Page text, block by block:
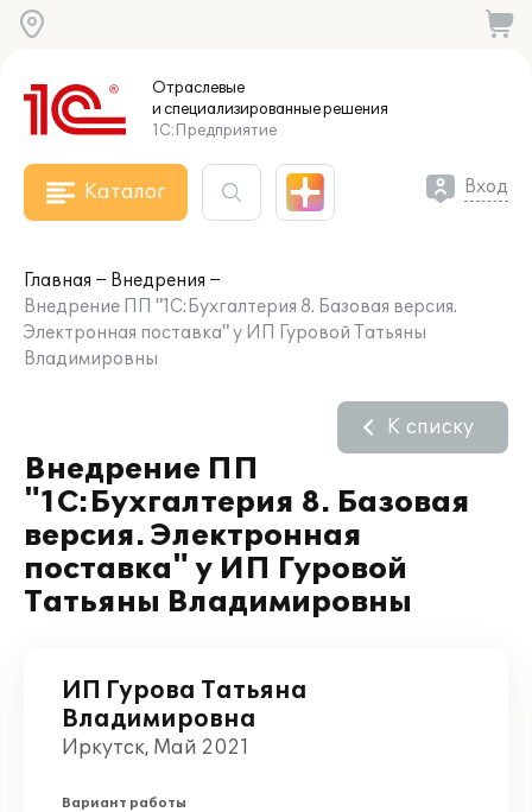
Отраслевые
и специализированныерешения
1С:Предприятие
Каталог Вход
Главная
Внедрения
Внедрение ПП "1С:Бухгалтерия 8. Базовая версия.
Электронная поставка" у ИП Гуровой Татьяны
Владимировны
Внедрение ПП
"1С:Бухгалтерия 8. Базовая
версия. Электронная
поставка" у ИП Гуровой
Татьяны Владимировны
К списку
ИП Гурова Татьяна
Владимировна
Иркутск, Май 2021
Вариант работы